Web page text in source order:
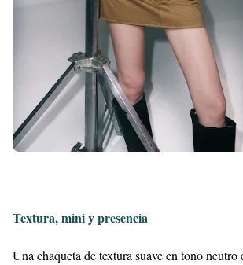
Textura, mini y presencia
Una chaqueta de textura suave en tono